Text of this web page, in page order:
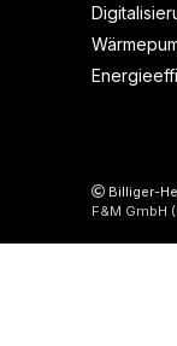
Billiger-
F&M GmbH